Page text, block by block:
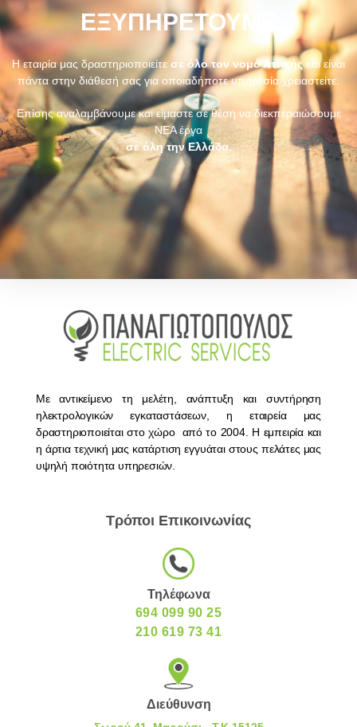
ΕΞΥΠΗΡΕΤΟΥΜΕ
Η εταιρία μας δραστηριοποιείτε σε όλο τον νομό Αττικήςκαι είναι
πάντα στην διάθεσή σας για οποιαδήποτε υπηρεσία χρειαστείτε.
Επίσης αναλαμβάνουμε και είμαστε σε θέση να διεκπεραιώσουμε
ΝΕΑ έργα
σε όλη την Ελλάδα.
Mε αντικείμενο τη μελέτη, ανάπτυξη και συντήρηση
ηλεκτρολογικών εγκαταστάσεων, η εταιρεία μας
δραστηριοποιείται στο χώρο από το 2004. Η εμπειρία και
η άρτια τεχνική μας κατάρτιση εγγυάται στους πελάτες μας
υψηλή ποιότητα υπηρεσιών.
Τρόποι Επικοινωνίας
Τηλέφωνα
694 099 90 25
210 619 73 41
Διεύθυνση